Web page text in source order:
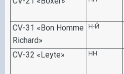
CV-31 «Bon Homme
Richard»
Н-Й
CV-32 « Leyte» НН